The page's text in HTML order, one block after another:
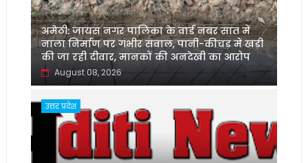
अमेठी: जायस नगर पालिका के वार्ड नंबर सात में
नाला निर्माण पर गंभीर सवाल, पानी-कीचड़ में खड़ी
की जा रही दीवार, मानकों की अनदेखी का आरोप
August 08, 2026
उत्तर प्रदेश